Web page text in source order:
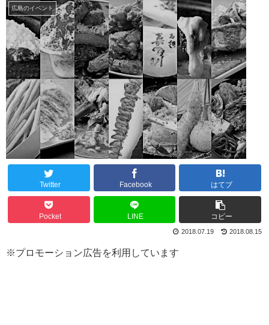
広島のイベント
Twitter Facebook はてブ
Pocket LINE コピー
2018.08.15
2018.07.19
※プロモーション広告を利用しています